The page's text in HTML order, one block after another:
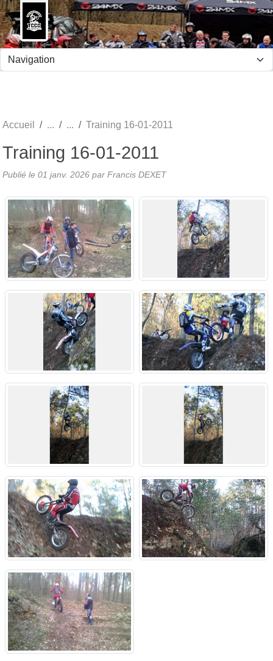
Accueil Training 16-01-2011
Training 16-01-2011
Publié le 01 janv. 2026 par Francis DEXET
Panneau de gestion des cookies